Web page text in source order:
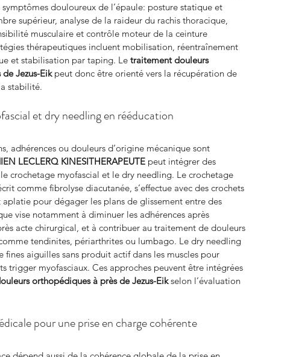
symptômes douloureux de l’épaule: posture statique et
supérieur, analyse de la raideur du rachis thoracique,
musculaire et contrôle moteur de la ceinture
thérapeutiques incluent mobilisation, réentraînement
et stabilisation par taping. Le traitement douleurs
de Jezus-Eik peut donc être orienté vers la récupération de
stabilité.
et dry needling en rééducation
adhérences ou douleurs d’origine mécanique sont
LECLERQ KINESITHERAPEUTE peut intégrer des
crochetage myofascial et le dry needling. Le crochetage
comme fibrolyse diacutanée, s’effectue avec des crochets
pour dégager les plans de glissement entre des
vise notamment à diminuer les adhérences après
acte chirurgical, et à contribuer au traitement de douleurs
tendinites, périarthrites ou lumbago. Le dry needling
fines aiguilles sans produit actif dans les muscles pour
trigger myofasciaux. Ces approches peuvent être intégrées
orthopédiques à près de Jezus-Eik selon l’évaluation
pour une prise en charge cohérente